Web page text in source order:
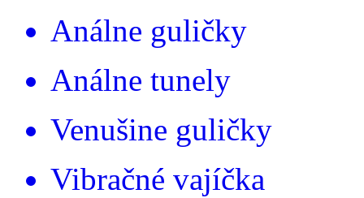
Análne guličky
Análne tunely
Venušine guličky
Vibračné vajíčka